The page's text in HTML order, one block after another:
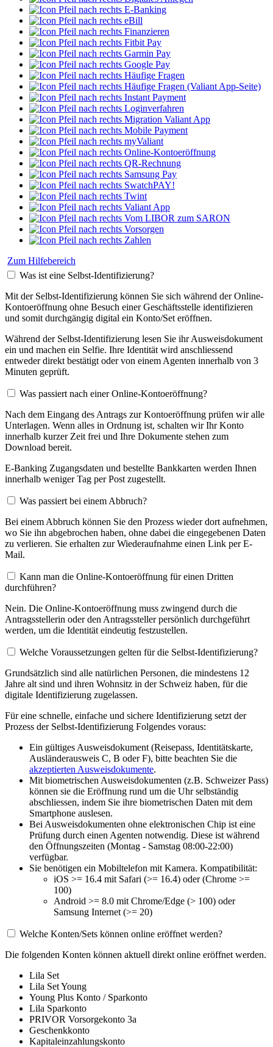
E-Banking
eBill
Finanzieren
Fitbit Pay
Garmin Pay
Google Pay
Häufige Fragen
Häufige Fragen (Valiant App-Seite)
Instant Payment
Loginverfahren
Migration Valiant App
Mobile Payment
myValiant
Online-Kontoeröffnung
QR-Rechnung
Samsung Pay
SwatchPAY!
Twint
Valiant App
Vom LIBOR zum SARON
Vorsorgen
Zahlen
Zum Hilfebereich
Was ist eine Selbst-Identifizierung?
Mit der Selbst-Identifizierung können Sie sich während der Online-
Kontoeröffnung ohne Besuch einer Geschäftsstelle identifizieren
und somit durchgängig digital ein Konto/Set eröffnen.
Während der Selbst-Identifizierung lesen Sie ihr Ausweisdokument
ein und machen ein Selfie. Ihre Identität wird anschliessend
entweder direkt bestätigt oder von einem Agenten innerhalb von 3
Minuten geprüft.
Was passiert nach einer Online-Kontoeröffnung?
Nach dem Eingang des Antrags zur Kontoeröffnung prüfen wir alle
Unterlagen. Wenn alles in Ordnung ist, schalten wir Ihr Konto
innerhalb kurzer Zeit frei und Ihre Dokumente stehen zum
Download bereit.
E-Banking Zugangsdaten und bestellte Bankkarten werden Ihnen
innerhalb weniger Tag per Post zugestellt.
Was passiert bei einem Abbruch?
Bei einem Abbruch können Sie den Prozess wieder dort aufnehmen,
wo Sie ihn abgebrochen haben, ohne dabei die eingegebenen Daten
zu verlieren. Sie erhalten zur Wiederaufnahme einen Link per E-
Mail.
Kann man die Online-Kontoeröffnung für einen Dritten
durchführen?
Nein. Die Online-Kontoeröffnung muss zwingend durch die
Antragsstellerin oder den Antragssteller persönlich durchgeführt
werden, um die Identität eindeutig festzustellen.
Welche Voraussetzungen gelten für die Selbst-Identifizierung?
Grundsätzlich sind alle natürlichen Personen, die mindestens 12
Jahre alt sind und ihren Wohnsitz in der Schweiz haben, für die
digitale Identifizierung zugelassen.
Für eine schnelle, einfache und sichere Identifizierung setzt der
Prozess der Selbst-Identifizierung Folgendes voraus:
Ein gültiges Ausweisdokument (Reisepass, Identitätskarte,
Ausländerausweis C, B oder F), bitte beachten Sie die
akzeptierten Ausweisdokumente.
Mit biometrischen Ausweisdokumenten (z.B. Schweizer Pass)
können sie die Eröffnung rund um die Uhr selbständig
abschliessen, indem Sie ihre biometrischen Daten mit dem
Smartphone auslesen.
Bei Ausweisdokumenten ohne elektronischen Chip ist eine
Prüfung durch einen Agenten notwendig. Diese ist während
den Öffnungszeiten (Montag - Samstag 08:00-22:00)
verfügbar.
Sie benötigen ein Mobiltelefon mit Kamera. Kompatibilität:
iOS >= 16.4 mit Safari (>= 16.4) oder (Chrome >=
100)
Android >= 8.0 mit Chrome/Edge (> 100) oder
Samsung Internet (>= 20)
Welche Konten/Sets können online eröffnet werden?
Die folgenden Konten können aktuell direkt online eröffnet werden.
Lila Set
Lila Set Young
Young Plus Konto / Sparkonto
Lila Sparkonto
PRIVOR Vorsorgekonto 3a
Geschenkkonto
Kapitaleinzahlungskonto